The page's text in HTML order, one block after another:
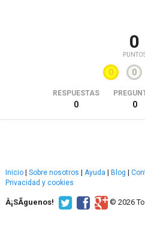
0
0 0
RESPUESTAS
0 0
Inicio Sobre nosotros Ayuda Blog
Privacidad y cookies
Â¡SÃ­guenos! © 2026